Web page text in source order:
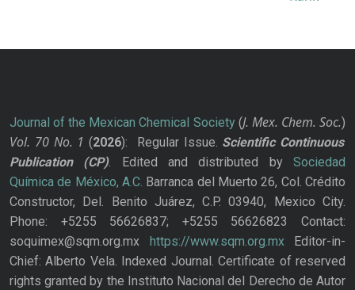
Journal of the Mexican Chemical Society(J. Mex. Chem. Soc.)
Vol. 70 No. 1 (2026): Regular Issue. Scientific Continuous
Publication
(CP). Edited and distributed bySociedad
Química de México, A.C. Barranca del Muerto 26, Col. Crédito
Constructor, Del. Benito Juárez, C.P. 03940, Mexico City.
Phone: +5255 56626837; +5255 56626823 Contact:
soquimex@sqm.org.mx
https://www.sqm.org.mxEditor-in-
Chief: Alberto Vela. Indexed Journal. Certificate of reserved
rights granted by the Instituto Nacional del Derecho de Autor